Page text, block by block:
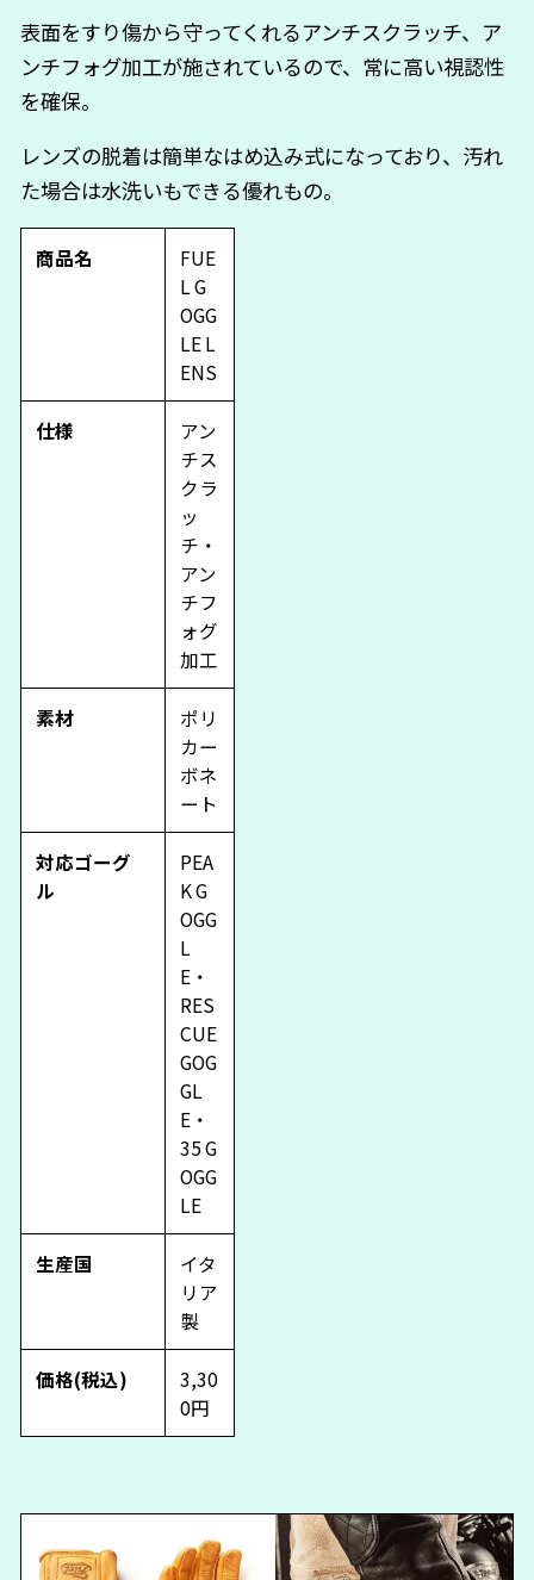
表面をすり傷から守ってくれるアンチスクラッチ、ア
ンチフォグ加工が施されているので、常に高い視認性
を確保。
レンズの脱着は簡単なはめ込み式になっており、汚れ
た場合は水洗いもできる優れもの。
商品名
FUE
L G
OGG
LE L
ENS
仕様
アン
チス
クラ
ッ
チ・
アン
チフ
ォグ
加工
素材
ポリ
カー
ボネ
ート
対応ゴーグ
ル
PEA
K G
OGG
L
E・
RES
CUE
GOG
GL
E・
35 G
OGG
LE
生産国
イタ
リア
製
価格(税込)
3,30
0円